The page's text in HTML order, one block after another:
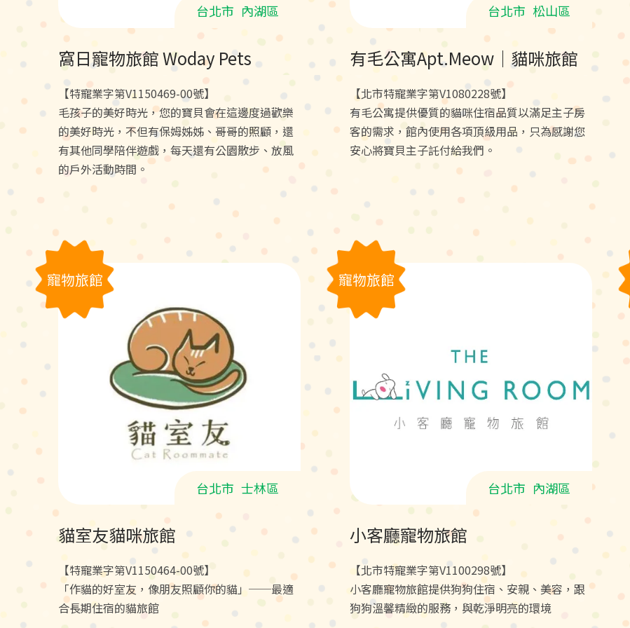
台北市 內湖區
窩日寵物旅館 Woday Pets
【特寵業字第V1150469-00號】
毛孩子的美好時光，您的寶貝會在這邊度過歡樂
的美好時光，不但有保姆姊姊、哥哥的照顧，還
有其他同學陪伴遊戲，每天還有公園散步、放風
的戶外活動時間。
台北市 松山區
有毛公寓Apt.Meow｜貓咪旅館
【北市特寵業字第V1080228號】
有毛公寓提供優質的貓咪住宿品質以滿足主子房
客的需求，館內使用各項頂級用品，只為感謝您
安心將寶貝主子託付給我們。
寵物旅館
台北市 士林區
貓室友貓咪旅館
【特寵業字第V1150464-00號】
「作貓的好室友，像朋友照顧你的貓」──最適
合長期住宿的貓旅館
寵物旅館
台北市 內湖區
小客廳寵物旅館
【北市特寵業字第V1100298號】
小客廳寵物旅館提供狗狗住宿、安親、美容，跟
狗狗溫馨精緻的服務，與乾淨明亮的環境